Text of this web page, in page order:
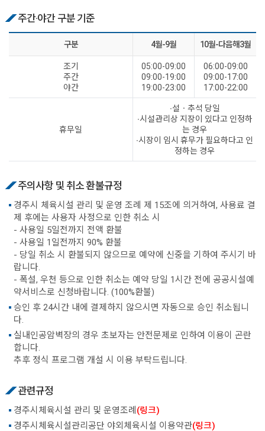
주간·야간 구분 기준
구분 4월-9월 10월-다음해3월
조기
주간
야간
05:00-09:00
09:00-19:00
19:00-23:00
06:00-09:00
09:00-17:00
17:00-22:00
휴무일
∙설ㆍ추석 당일
∙시설관리상 지장이 있다고 인정하
는 경우
∙시장이 임시 휴무가 필요하다고 인
정하는 경우
주의사항 및 취소 환불규정
경주시 체육시설 관리 및 운영 조례 제 15조에 의거하여, 사용료 결
제 후에는 사용자 사정으로 인한 취소 시
- 사용일 5일전까지 전액 환불
- 사용일 1일전까지 90% 환불
- 당일 취소 시 환불되지 않으므로 예약에 신중을 기하여 주시기 바
랍니다.
- 폭설, 우천 등으로 인한 취소는 예약 당일 1시간 전에 공공시설예
약서비스로 신청바랍니다. (100%환불)
승인 후 24시간 내에 결제하지 않으시면 자동으로 승인 취소됩니
다.
실내인공암벽장의 경우 초보자는 안전문제로 인하여 이용이 곤란
합니다.
추후 정식 프로그램 개설 시 이용 부탁드립니다.
관련규정
경주시체육시설 관리 및 운영조례 (링크)
경주시체육시설관리공단 야외체육시설 이용약관(링크)